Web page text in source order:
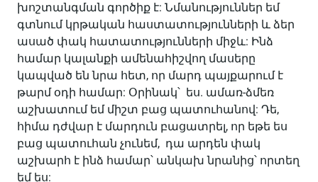
խոշտանգման գործիք է: Նմանություններ եմ
գտնում կրթական հաստատությունների և ձեր
ասած փակ հատատությունների միջև: Ինձ
համար կալանքի ամենահիշվող մասերը
կապված են նրա հետ, որ մարդ պայքարում է
թարմ օդի համար: Օրինակ՝ ես. ամառ-ձմեռ
աշխատում եմ միշտ բաց պատուհանով: Դե,
հիմա դժվար է մարդուն բացատրել, որ եթե ես
բաց պատուհան չունեմ, դա արդեն փակ
աշխարհ է ինձ համար՝ անկախ նրանից՝ որտեղ
եմ ես: